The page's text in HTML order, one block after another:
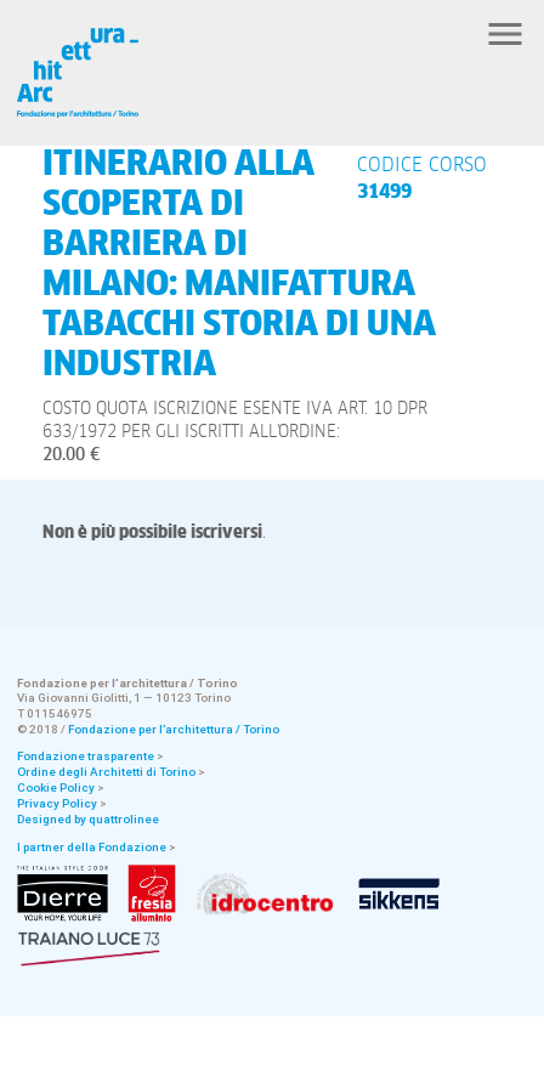
CODICE CORSO
31499
ITINERARIO ALLA
SCOPERTA DI
BARRIERA DI
MILANO: MANIFATTURA
TABACCHI STORIA DI UNA
INDUSTRIA
COSTO QUOTA ISCRIZIONE ESENTE IVA ART. 10 DPR
633/1972 PER GLI ISCRITTI ALL'ORDINE:
20.00 €
Non è più possibile iscriversi .
Fondazione per l’architettura / Torino
Via Giovanni Giolitti, 1 — 10123 Torino
T 011546975
© 2018 /Fondazione per l’architettura / Torino
Fondazione trasparente >
Ordine degli Architetti di Torino >
Cookie Policy >
Privacy Policy >
Designed by quattrolinee
I partner della Fondazione >